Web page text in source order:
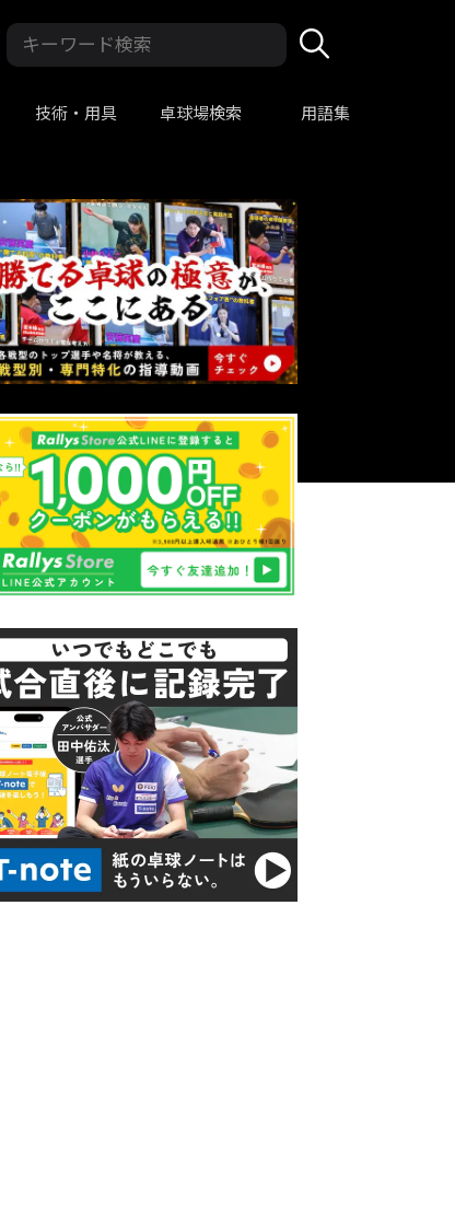
技術・用具 卓球場検索 用語集